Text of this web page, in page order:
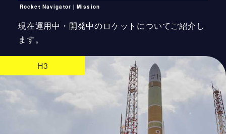
Rocket Navigator｜Mission
現在運用中・開発中のロケットについてご紹介し
ます。
H3